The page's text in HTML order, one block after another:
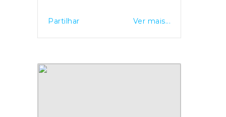
Partilhar Ver mais...